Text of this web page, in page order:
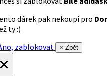
dárek pak nekoupí pro
ty :)
zablokovat
× Zpět